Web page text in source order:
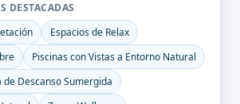
DESTACADAS
Espacios de Relax
Piscinas con Vistas a Entorno Natural
de Descanso Sumergida